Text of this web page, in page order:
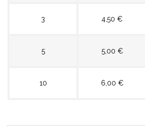
3 4,50 €
5 5,00 €
10 6,00 €